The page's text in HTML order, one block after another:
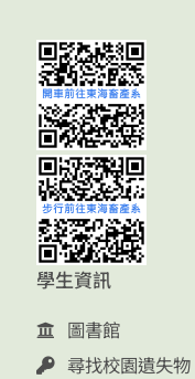
學生資訊
圖書館
尋找校園遺失物